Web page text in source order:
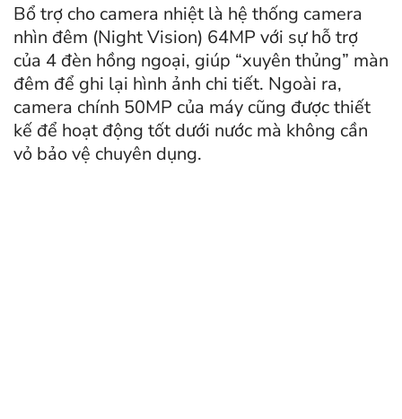
Bổ trợ cho camera nhiệt là hệ thống camera
nhìn đêm (Night Vision) 64MP với sự hỗ trợ
của 4 đèn hồng ngoại, giúp “xuyên thủng” màn
đêm để ghi lại hình ảnh chi tiết. Ngoài ra,
camera chính 50MP của máy cũng được thiết
kế để hoạt động tốt dưới nước mà không cần
vỏ bảo vệ chuyên dụng.